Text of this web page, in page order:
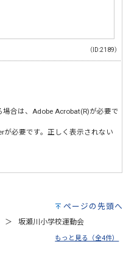
（ID:2189）
場合は、Adobe Acrobat(R)が必要で
が必要です。正しく表示されない
ページの先頭へ
坂瀬川小学校運動会
もっと見る（全4件）